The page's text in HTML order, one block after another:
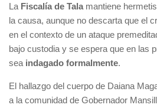
La Fiscalía de Tala mantiene
la causa, aunque no descarta que el
en el contexto de un ataque
bajo custodia y se espera que en las
sea indagado formalmente.
El hallazgo del cuerpo de Daiana
a la comunidad de Gobernador